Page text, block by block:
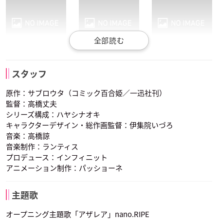
タチバナ・ニナ
声優：久保ユリカ
藍原梅
声優：植田佳奈
藍原翔
声優：前野智昭
スタッフ
原作：サブロウタ（コミック百合姫／一迅社刊）
監督：高橋丈夫
シリーズ構成：ハヤシナオキ
キャラクターデザイン・総作画監督：伊集院いづろ
音楽：高橋諒
音楽制作：ランティス
プロデュース：インフィニット
アニメーション制作：パッショーネ
主題歌
オープニング主題歌「アザレア」nano.RIPE